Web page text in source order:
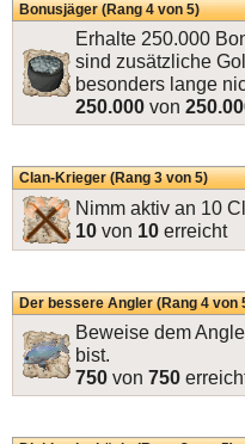
Bonusjäger (Rang 4 von 5)
Erhalte 250.000
sind zusätzliche
besonders lange
250.000 von
Clan-Krieger (Rang 3 von 5)
Nimm aktiv an 10
10 von 10 erreicht
Der bessere Angler (Rang 4 von
Beweise dem
bist.
750 von 750